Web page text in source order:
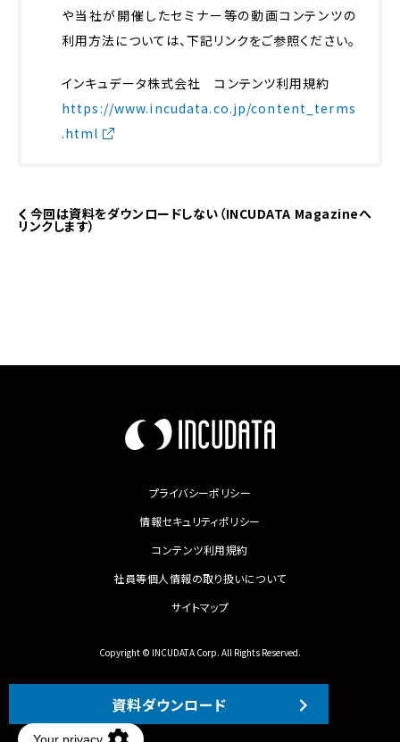
や当社が開催したセミナー等の動画コンテンツの
利用方法については、下記リンクをご参照ください。
インキュデータ株式会社 コンテンツ利用規約
https://www.incudata.co.jp/content_terms
.html
今回は資料をダウンロードしない（INCUDATA Magazineへ
リンクします）
データ活用コンサルティングのINCUDATA（インキュデータ）
プライバシーポリシー
情報セキュリティポリシー
コンテンツ利用規約
社員等個人情報の取り扱いについて
サイトマップ
Copyright © INCUDATA Corp. All Rights Reserved.
資料ダウンロード